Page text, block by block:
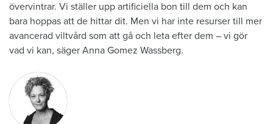
övervintrar. Vi ställer upp artificiella bon till dem och kan
bara hoppas att de hittar dit. Men vi har inte resurser till mer
avancerad viltvård som att gå och leta efter dem – vi gör
vad vi kan, säger Anna Gomez Wassberg.